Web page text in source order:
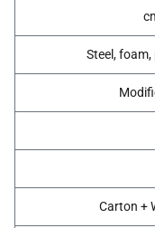
Steel,
Carton +